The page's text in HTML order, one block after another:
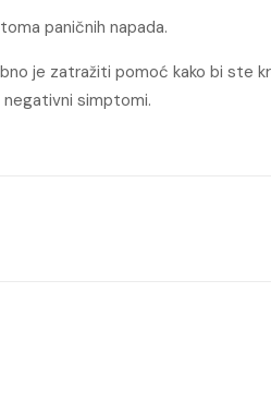
paničnih napada.
je zatražiti pomoć kako bi ste
negativni simptomi.